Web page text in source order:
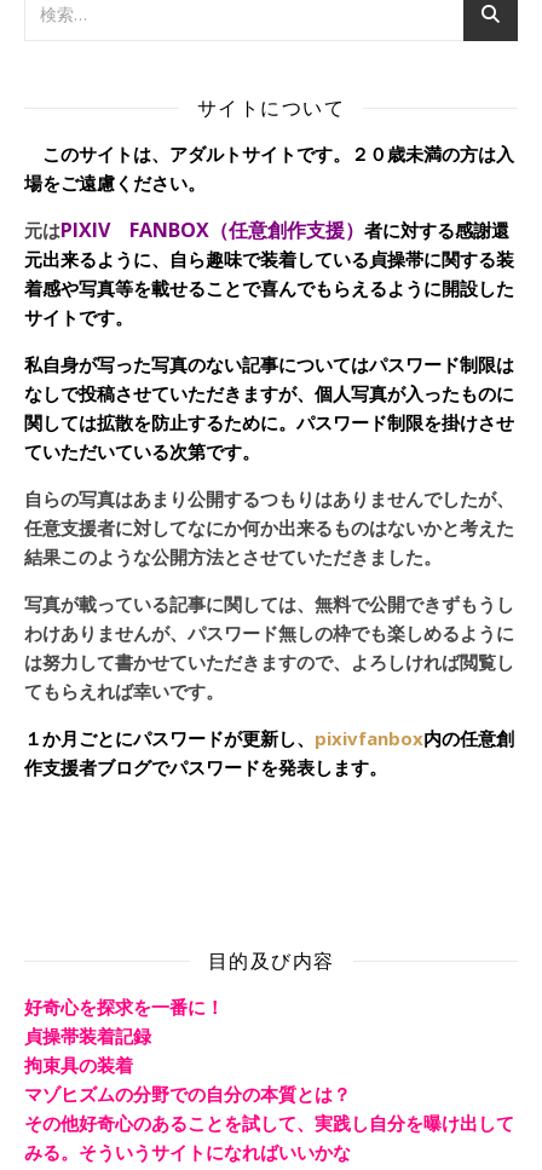
サイトについて
このサイトは、アダルトサイトです。２０歳未満の方は入
場をご遠慮ください。
元はPIXIV FANBOX（任意創作支援） 者に対する感謝還
元出来るように、自ら趣味で装着している貞操帯に関する装
着感や写真等を載せることで喜んでもらえるように開設した
サイトです。
私自身が写った写真のない記事についてはパスワード制限は
なしで投稿させていただきますが、個人写真が入ったものに
関しては拡散を防止するために。パスワード制限を掛けさせ
ていただいている次第です。
自らの写真はあまり公開するつもりはありませんでしたが、
任意支援者に対してなにか何か出来るものはないかと考えた
結果このような公開方法とさせていただきました。
写真が載っている記事に関しては、無料で公開できずもうし
わけありませんが、パスワード無しの枠でも楽しめるように
は努力して書かせていただきますので、よろしければ閲覧し
てもらえれば幸いです。
１か月ごとにパスワードが更新し、 pixivfanbox内の任意創
作支援者ブログでパスワードを発表します。
目的及び内容
好奇心を探求を一番に！
貞操帯装着記録
拘束具の装着
マゾヒズムの分野での自分の本質とは？
その他好奇心のあることを試して、実践し自分を曝け出して
みる。そういうサイトになればいいかな